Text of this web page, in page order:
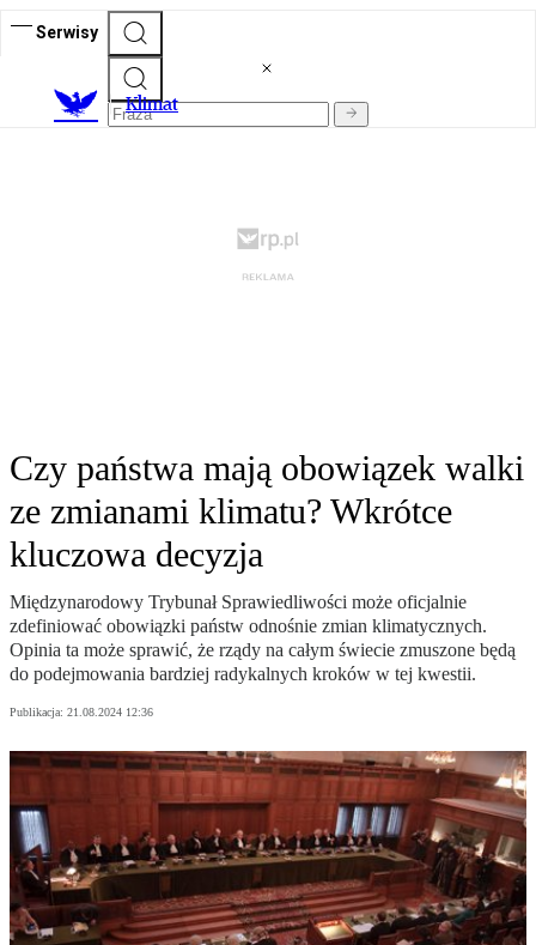
Serwisy
Klimat
Czy państwa mają obowiązek walki
ze zmianami klimatu? Wkrótce
kluczowa decyzja
Międzynarodowy Trybunał Sprawiedliwości może oficjalnie
zdefiniować obowiązki państw odnośnie zmian klimatycznych.
Opinia ta może sprawić, że rządy na całym świecie zmuszone będą
do podejmowania bardziej radykalnych kroków w tej kwestii.
Publikacja: 21.08.2024 12:36